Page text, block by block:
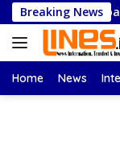
Langsung
ke
konten
Breaking News
Ikuti Rashdul
Home News